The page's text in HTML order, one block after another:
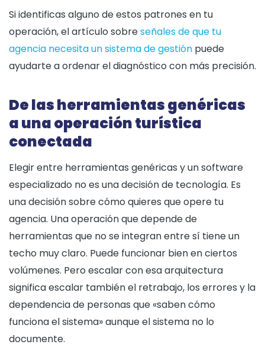
Si identificas alguno de estos patrones en tu
operación, el artículo sobreseñales de que tu
agencia necesita un sistema de gestión puede
ayudarte a ordenar el diagnóstico con más precisión.
De las herramientas genéricas
a una operación turística
conectada
Elegir entre herramientas genéricas y un software
especializado no es una decisión de tecnología. Es
una decisión sobre cómo quieres que opere tu
agencia. Una operación que depende de
herramientas que no se integran entre sí tiene un
techo muy claro. Puede funcionar bien en ciertos
volúmenes. Pero escalar con esa arquitectura
significa escalar también el retrabajo, los errores y la
dependencia de personas que «saben cómo
funciona el sistema» aunque el sistema no lo
documente.